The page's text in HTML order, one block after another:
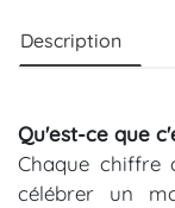
Description
Qu'est-ce que
Chaque chiffre
célébrer un